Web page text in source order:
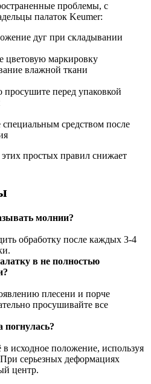
проблемы, с
палаток Keumer:
дуг при складывании
цветовую маркировку
влажной ткани
просушите перед упаковкой
средством после
простых правил снижает
молнии?
обработку после каждых 3-4
в не полностью
плесени и порче
просушивайте все
погнулась?
в исходное положение, используя
серьезных деформациях
центр.